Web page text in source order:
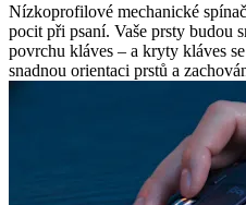
Nízkoprofilové mechanické
pocit při psaní. Vaše prsty budou
povrchu kláves – a kryty kláves
snadnou orientaci prstů a